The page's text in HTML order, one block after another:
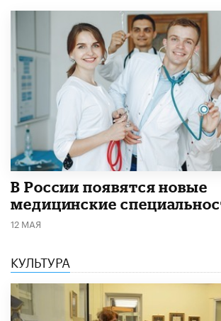
В России появятся новые
медицинские
12 МАЯ
КУЛЬТУРА